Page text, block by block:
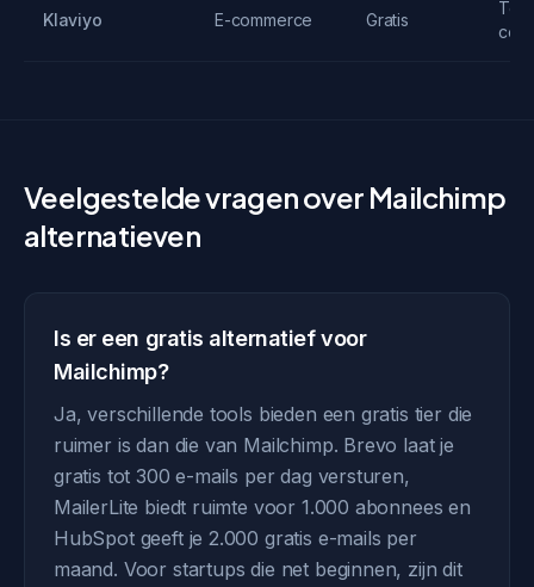
Klaviyo E-commerce Gratis
Tot
Veelgestelde vragen over Mailchimp
alternatieven
Is er een gratis alternatief voor
Mailchimp?
Ja, verschillende tools bieden een gratis tier die
ruimer is dan die van Mailchimp. Brevo laat je
gratis tot 300 e-mails per dag versturen,
MailerLite biedt ruimte voor 1.000 abonnees en
HubSpot geeft je 2.000 gratis e-mails per
maand. Voor startups die net beginnen, zijn dit